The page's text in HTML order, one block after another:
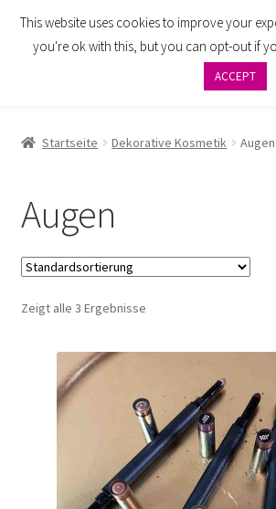
Zur
Navigation
Zum
Inhalt
Widerrufsbelehrung
Versand
Impressum
Datenschutzbelehrung
Kontakt
Startseite Dekorative Kosmetik Augen
Augen
Zeigt alle 3 Ergebnisse
This website uses cookies to improve your
you're ok with this, but you can opt-out if
ACCEPT